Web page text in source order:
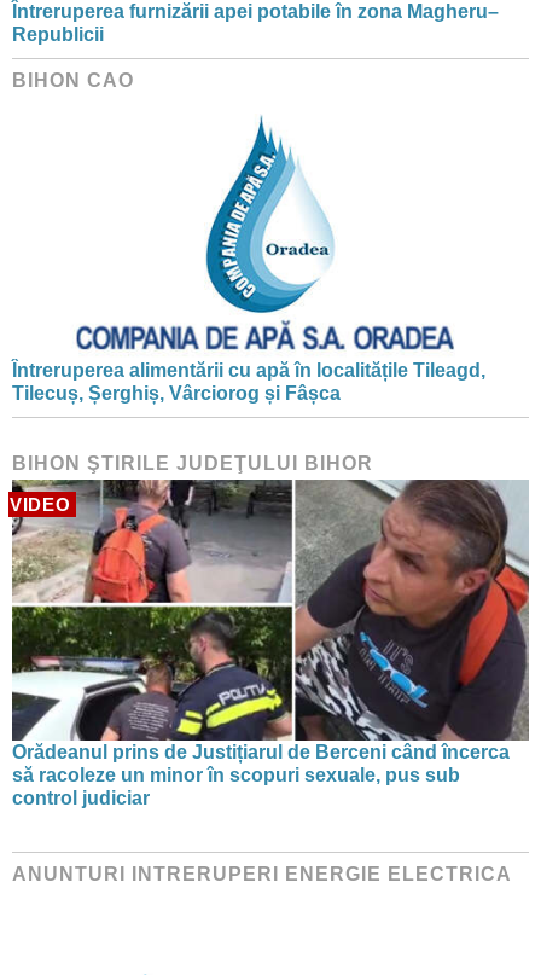
Întreruperea furnizării apei potabile în zona Magheru–
Republicii
BIHON CAO
Întreruperea alimentării cu apă în localitățile Tileagd,
Tilecuș, Șerghiș, Vârciorog și Fâșca
BIHON ŞTIRILE JUDEŢULUI BIHOR
VIDEO
Orădeanul prins de Justițiarul de Berceni când încerca
să racoleze un minor în scopuri sexuale, pus sub
control judiciar
ANUNTURI INTRERUPERI ENERGIE ELECTRICA